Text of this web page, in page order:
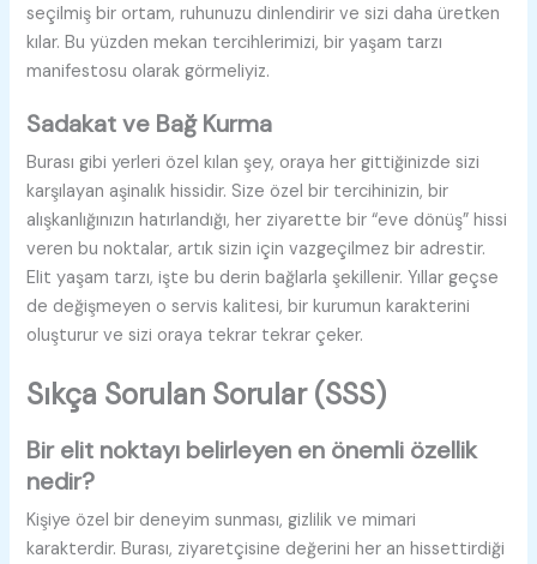
seçilmiş bir ortam, ruhunuzu dinlendirir ve sizi daha üretken
kılar. Bu yüzden mekan tercihlerimizi, bir yaşam tarzı
manifestosu olarak görmeliyiz.
Sadakat ve Bağ Kurma
Burası gibi yerleri özel kılan şey, oraya her gittiğinizde sizi
karşılayan aşinalık hissidir. Size özel bir tercihinizin, bir
alışkanlığınızın hatırlandığı, her ziyarette bir “eve dönüş” hissi
veren bu noktalar, artık sizin için vazgeçilmez bir adrestir.
Elit yaşam tarzı, işte bu derin bağlarla şekillenir. Yıllar geçse
de değişmeyen o servis kalitesi, bir kurumun karakterini
oluşturur ve sizi oraya tekrar tekrar çeker.
Sıkça Sorulan Sorular (SSS)
Bir elit noktayı belirleyen en önemli özellik
nedir?
Kişiye özel bir deneyim sunması, gizlilik ve mimari
karakterdir. Burası, ziyaretçisine değerini her an hissettirdiği